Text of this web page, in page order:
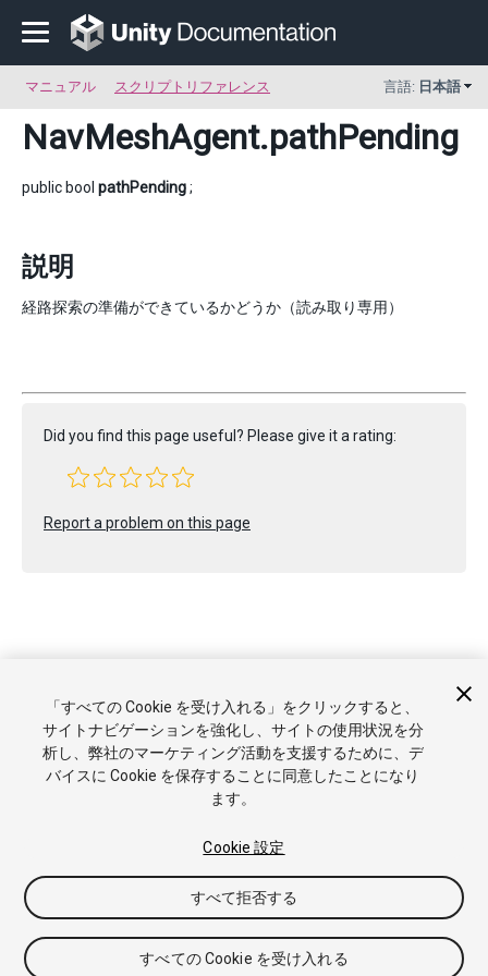
マニュアル スクリプトリファレンス 言語: 日本語
NavMeshAgent.pathPending
public bool pathPending;
説明
経路探索の準備ができているかどうか（読み取り専用）
Did you find this page useful? Please give it a rating:
Report a problem on this page
チュートリアル
Answers ナレッジベース フォーラム
ットストア
商標と利用規約 法律関連
プライバシーポリシー
クッキー
私の個人情報を販売または共有しない
Cookie 優先設定
「すべての Cookie を受け入れる」をクリックすると、
サイトナビゲーションを強化し、サイトの使用状況を分
析し、弊社のマーケティング活動を支援するために、デ
バイスに Cookie を保存することに同意したことになり
ます。
Cookie 設定
すべて拒否する
すべての Cookie を受け入れる